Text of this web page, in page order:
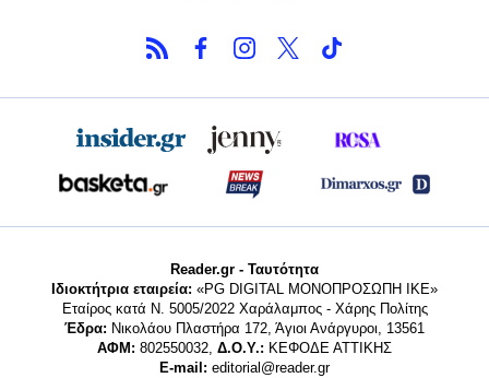
Reader.gr - Ταυτότητα
Ιδιοκτήτρια εταιρεία: «PG DIGITAL MONΟΠΡΟΣΩΠΗ ΙΚΕ»
Εταίρος κατά Ν. 5005/2022 Χαράλαμπος - Χάρης Πολίτης
Έδρα: Νικολάου Πλαστήρα 172, Άγιοι Ανάργυροι, 13561
ΑΦΜ: 802550032, Δ.Ο.Υ.: ΚΕΦΟΔΕ ΑΤΤΙΚΗΣ
E-mail: editorial@reader.gr